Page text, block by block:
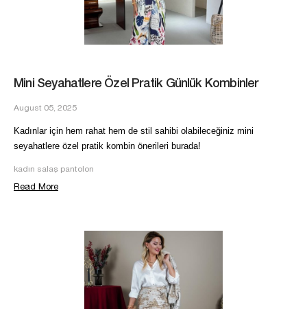
Mini Seyahatlere Özel Pratik Günlük Kombinler
August 05, 2025
Kadınlar için hem rahat hem de stil sahibi olabileceğiniz mini
seyahatlere özel pratik kombin önerileri burada!
kadın salaş pantolon
Read More